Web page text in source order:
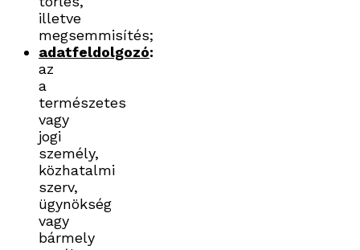
illetve
megsemmisítés;
adatfeldolgozó:
az
a
természetes
vagy
jogi
személy,
közhatalmi
szerv,
ügynökség
vagy
bármely